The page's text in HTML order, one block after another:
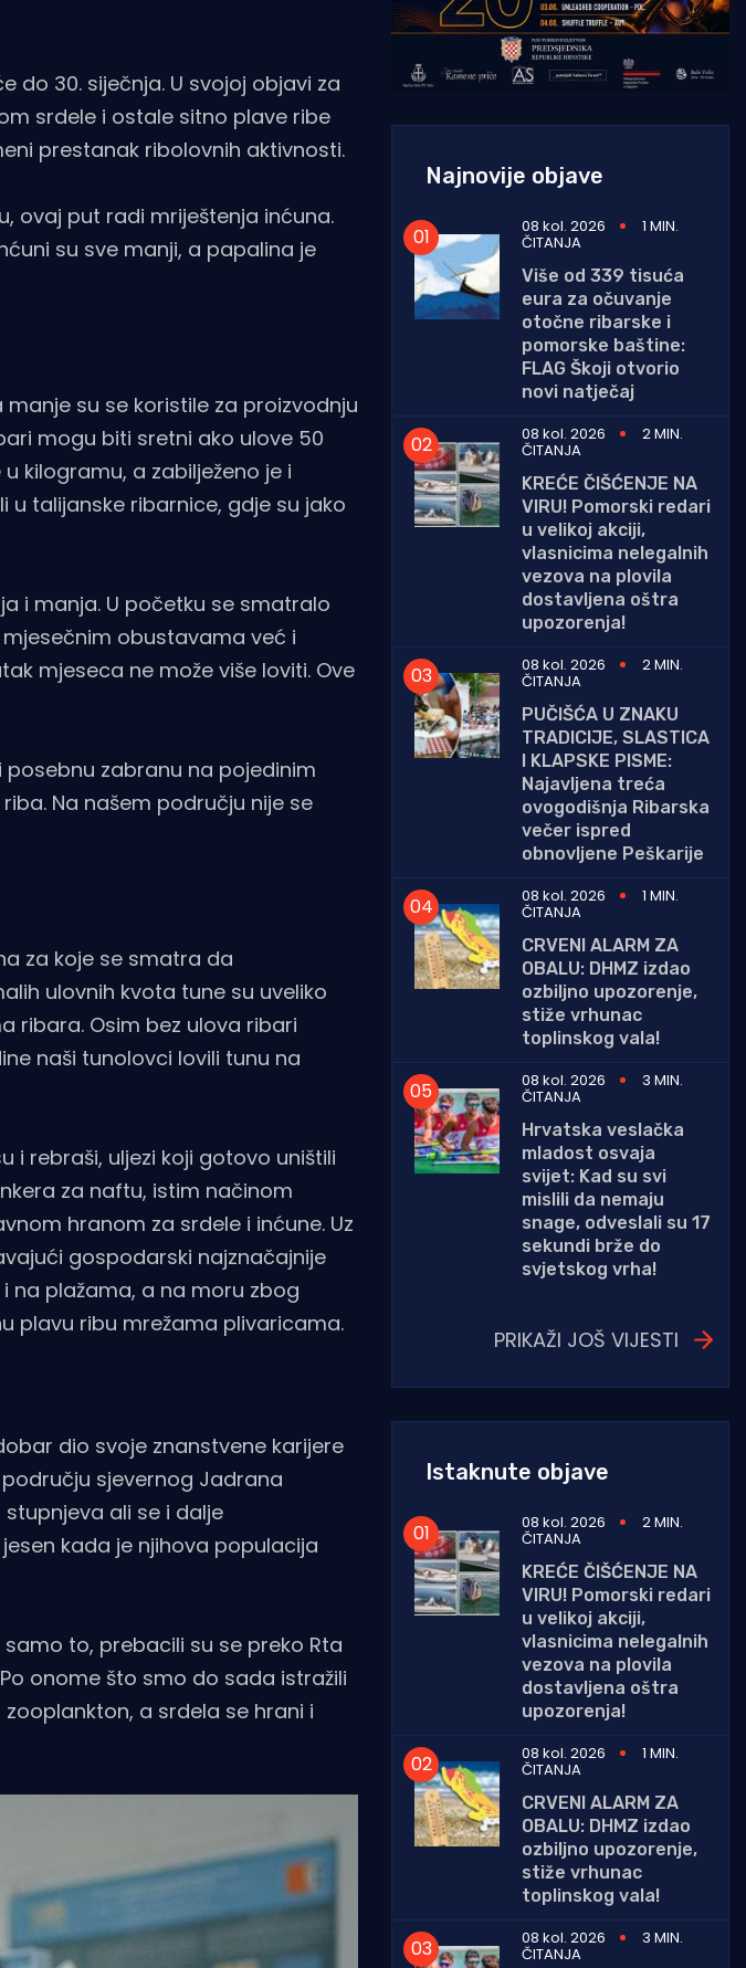
do 30. siječnja. U svojoj objavi za
srdele i ostale sitno plave ribe
prestanak ribolovnih aktivnosti.
ovaj put radi mriještenja inćuna.
su sve manji, a papalina je
su se koristile za proizvodnju
mogu biti sretni ako ulove 50
kilogramu, a zabilježeno je i
u talijanske ribarnice, gdje su jako
i manja. U početku se smatralo
obustavama već i
mjeseca ne može više loviti. Ove
zabranu na pojedinim
Na našem području nije se
za koje se smatra da
ulovnih kvota tune su uveliko
ribara. Osim bez ulova ribari
naši tunolovci lovili tunu na
i rebraši, uljezi koji gotovo uništili
za naftu, istim načinom
hranom za srdele i inćune. Uz
gospodarski najznačajnije
na plažama, a na moru zbog
plavu ribu mrežama plivaricama.
dio svoje znanstvene karijere
sjevernog Jadrana
ali se i dalje
kada je njihova populacija
to, prebacili su se preko Rta
onome što smo do sada istražili
a srdela se hrani i
Najnovije objave
08 kol. 2026 1 MIN.
ČITANJA
Više od 339 tisuća
eura za očuvanje
otočne ribarske i
pomorske baštine:
FLAG Škoji otvorio
novi natječaj
08 kol. 2026
2 MIN.
ČITANJA
KREĆE ČIŠĆENJE NA
VIRU! Pomorski redari
u velikoj akciji,
vlasnicima nelegalnih
vezova na plovila
dostavljena oštra
upozorenja!
08 kol. 2026
2 MIN.
ČITANJA
PUČIŠĆA U ZNAKU
TRADICIJE, SLASTICA
I KLAPSKE PISME:
Najavljena treća
ovogodišnja Ribarska
večer ispred
obnovljene Peškarije
08 kol. 2026
1 MIN.
ČITANJA
CRVENI ALARM ZA
OBALU: DHMZ izdao
ozbiljno upozorenje,
stiže vrhunac
toplinskog vala!
08 kol. 2026
3 MIN.
ČITANJA
Hrvatska veslačka
mladost osvaja
svijet: Kad su svi
mislili da nemaju
snage, odveslali su 17
sekundi brže do
svjetskog vrha!
PRIKAŽI JOŠ VIJESTI
Istaknute objave
08 kol. 2026 2 MIN.
ČITANJA
KREĆE ČIŠĆENJE NA
VIRU! Pomorski redari
u velikoj akciji,
vlasnicima nelegalnih
vezova na plovila
dostavljena oštra
upozorenja!
08 kol. 2026
1 MIN.
ČITANJA
CRVENI ALARM ZA
OBALU: DHMZ izdao
ozbiljno upozorenje,
stiže vrhunac
toplinskog vala!
08 kol. 2026
3 MIN.
ČITANJA